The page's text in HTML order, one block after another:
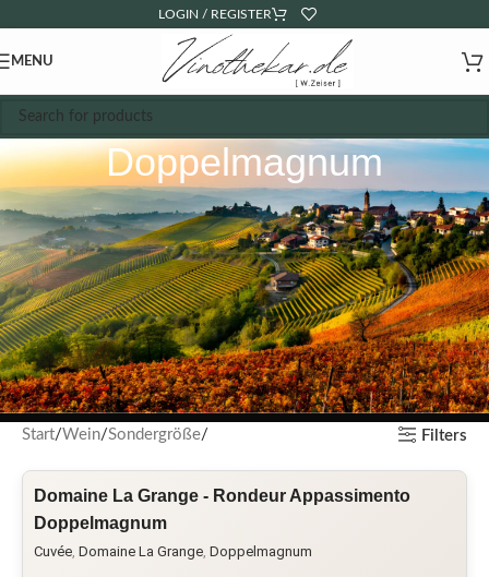
LOGIN / REGISTER
MENU
Doppelmagnum
Start Wein Sondergröße Filters
Domaine La Grange - Rondeur Appassimento
Doppelmagnum
Cuvée, Domaine La Grange, Doppelmagnum